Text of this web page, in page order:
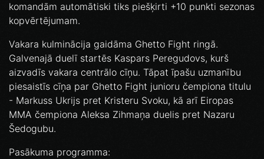
komandām automātiski tiks piešķirti +10 punkti sezonas
kopvērtējumam.
Vakara kulminācija gaidāma Ghetto Fight ringā.
Galvenajā duelī startēs Kaspars Peregudovs, kurš
aizvadīs vakara centrālo cīņu. Tāpat īpašu uzmanību
piesaistīs cīņa par Ghetto Fight junioru čempiona titulu
- Markuss Ukrijs pret Kristeru Svoku, kā arī Eiropas
MMA čempiona Aleksa Zihmaņa duelis pret Nazaru
Šedogubu.
Pasākuma programma: